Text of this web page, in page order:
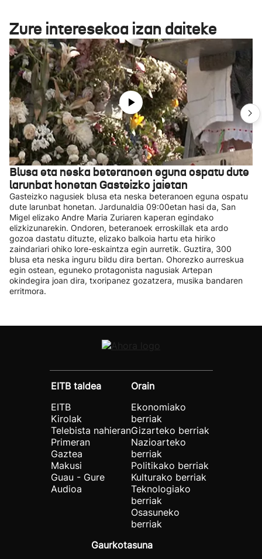
Zure interesekoa izan daiteke
Blusa eta neska beteranoen eguna ospatu dute
larunbat honetan Gasteizko jaietan
Gasteizko nagusiek blusa eta neska beteranoen eguna ospatu
dute larunbat honetan. Jardunaldia 09:00etan hasi da, San
Migel elizako Andre Maria Zuriaren kaperan egindako
elizkizunarekin. Ondoren, beteranoek erroskillak eta ardo
gozoa dastatu dituzte, elizako balkoia hartu eta hiriko
zaindariari ohiko lore-eskaintza egin aurretik. Guztira, 300
blusa eta neska inguru bildu dira bertan. Ohorezko aurreskua
egin ostean, eguneko protagonista nagusiak Artepan
okindegira joan dira, txoripanez gozatzera, musika bandaren
erritmora.
EITB taldea
EITB
Kirolak
Telebista nahieran
Primeran
Gaztea
Makusi
Guau - Gure
Audioa
Orain
Ekonomiako
berriak
Gizarteko berriak
Nazioarteko
berriak
Politikako berriak
Kulturako berriak
Teknologiako
berriak
Osasuneko
berriak
Gaurkotasuna